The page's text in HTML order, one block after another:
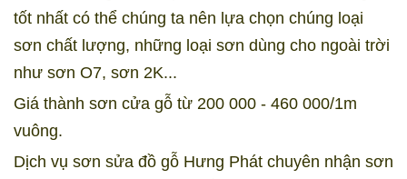
tốt nhất có thể chúng ta nên lựa chọn chúng loại
sơn chất lượng, những loại sơn dùng cho ngoài trời
như sơn O7, sơn 2K...
Giá thành sơn cửa gỗ từ 200 000 - 460 000/1m
vuông.
Dịch vụ sơn sửa đồ gỗ Hưng Phát chuyên nhận sơn